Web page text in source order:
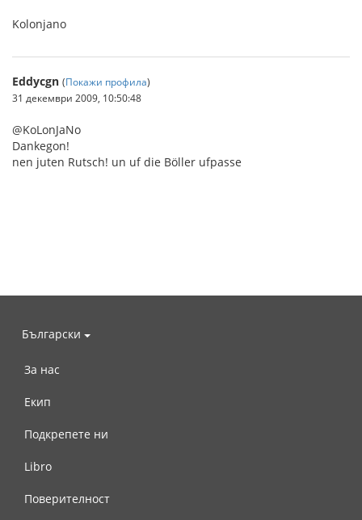
Kolonjano
Eddycgn (Покажи профила)
31 декември 2009, 10:50:48
@KoLonJaNo
Dankegon!
nen juten Rutsch! un uf die Böller ufpasse
Български
За нас
Екип
Подкрепете ни
Libro
Поверителност